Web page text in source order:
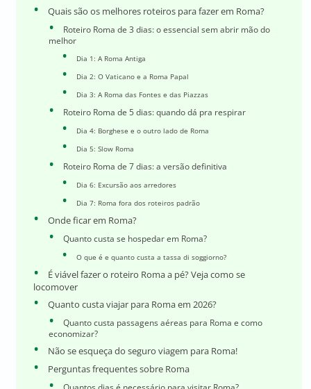
Quais são os melhores roteiros para fazer em Roma?
Roteiro Roma de 3 dias: o essencial sem abrir mão do
melhor
Dia 1: A Roma Antiga
Dia 2: O Vaticano e a Roma Papal
Dia 3: A Roma das Fontes e das Piazzas
Roteiro Roma de 5 dias: quando dá pra respirar
Dia 4: Borghese e o outro lado de Roma
Dia 5: Slow Roma
Roteiro Roma de 7 dias: a versão definitiva
Dia 6: Excursão aos arredores
Dia 7: Roma fora dos roteiros padrão
Onde ficar em Roma?
Quanto custa se hospedar em Roma?
O que é e quanto custa a tassa di soggiorno?
É viável fazer o roteiro Roma a pé? Veja como se
locomover
Quanto custa viajar para Roma em 2026?
Quanto custa passagens aéreas para Roma e como
economizar?
Não se esqueça do seguro viagem para Roma!
Perguntas frequentes sobre Roma